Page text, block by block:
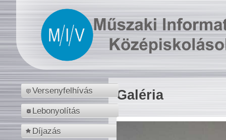
Versenyfelhívás
Lebonyolítás
Díjazás
Galéria